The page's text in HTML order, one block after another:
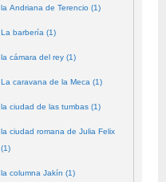
la Andriana de Terencio (1)
La barbería (1)
la cámara del rey (1)
La caravana de la Meca (1)
la ciudad de las tumbas (1)
la ciudad romana de Julia Felix
(1)
la columna Jakín (1)